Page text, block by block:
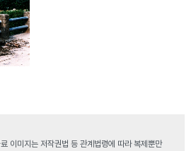
이미지는 저작권법 등 관계법령에 따라 복제뿐만